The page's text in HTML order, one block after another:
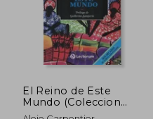
40%
dcto.
S/ 94,08
S/ 56,45
El Reino de Este
Mundo (Coleccion
Biblioteca Juvenil)